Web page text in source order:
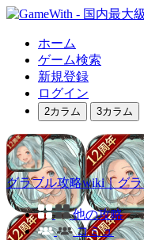
ホーム
ゲーム検索
新規登録
ログイン
2カラム 3カラム
グラブル攻略wiki｜グ
他の攻略
コミュ